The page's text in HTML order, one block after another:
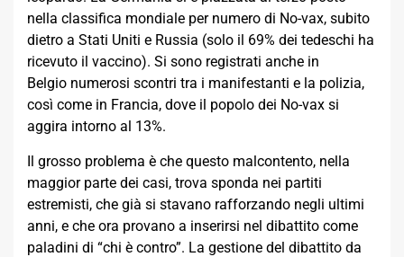
nella classifica mondiale per numero di No-vax, subito
dietro a Stati Uniti e Russia (solo il 69% dei tedeschi ha
ricevuto il vaccino). Si sono registrati anche in
Belgio numerosi scontri tra i manifestanti e la polizia,
così come in Francia, dove il popolo dei No-vax si
aggira intorno al 13%.
Il grosso problema è che questo malcontento, nella
maggior parte dei casi, trova sponda nei partiti
estremisti, che già si stavano rafforzando negli ultimi
anni, e che ora provano a inserirsi nel dibattito come
paladini di “chi è contro”. La gestione del dibattito da